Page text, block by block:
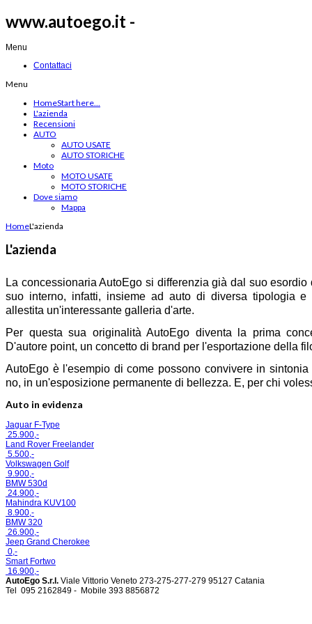
www.autoego.it -
Menu
Contattaci
Menu
HomeStart here...
L'azienda
Recensioni
AUTO
AUTO USATE
AUTO STORICHE
Moto
MOTO USATE
MOTO STORICHE
Dove siamo
Mappa
HomeL'azienda
L'azienda
La concessionaria AutoEgo si differenzia già dal suo
suo interno, infatti, insieme ad auto di diversa tipologia e
allestita un'interessante galleria d'arte.
Per questa sua originalità AutoEgo diventa la prima
D'autore point, un concetto di brand per l'esportazione della
AutoEgo è l'esempio di come possono convivere in
no, in un'esposizione permanente di bellezza. E, per chi
Auto in evidenza
Jaguar F-Type
25.900,-
Land Rover Freelander
5.500,-
Volkswagen Golf
9.900,-
BMW 530d
24.900,-
Mahindra KUV100
8.900,-
BMW 320
26.900,-
Jeep Grand Cherokee
0,-
Smart Fortwo
16.900,-
AutoEgo S.r.l. Viale Vittorio Veneto 273-275-277-279 95127 Catania
Tel 095 2162849 - Mobile 393